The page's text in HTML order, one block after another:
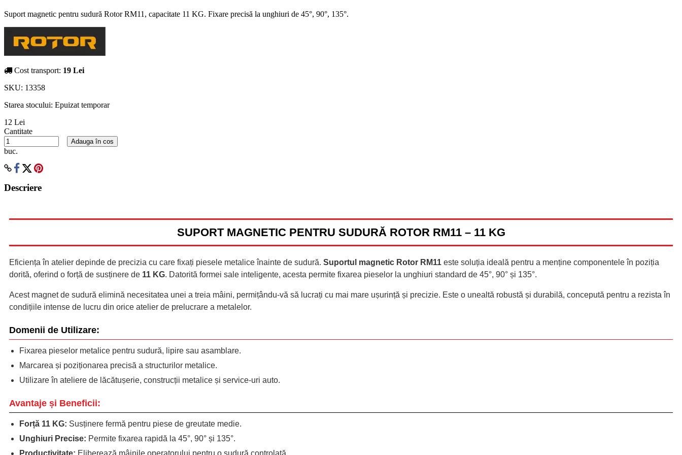
Suport magnetic pentru sudură Rotor RM11, capacitate 11 KG. Fixare precisă la unghiuri de 45°, 90°, 135°.
Cost transport: 19 Lei
SKU: 13358
Starea stocului: Epuizat temporar
12 Lei
Cantitate
buc.
Adauga în cos
Descriere
SUPORT MAGNETIC PENTRU SUDURĂ ROTOR RM11 – 11 KG
Eficiența în atelier depinde de precizia cu care fixați piesele metalice înainte de sudură. Suportul magnetic Rotor RM11 este soluția ideală pentru a menține componentele în poziția
dorită, oferind o forță de susținere de 11 KG. Datorită formei sale inteligente, acesta permite fixarea pieselor la unghiuri standard de 45°, 90° și 135°.
Acest magnet de sudură elimină necesitatea unei a treia mâini, permițându-vă să lucrați cu mai mare ușurință și precizie. Este o unealtă robustă și durabilă, concepută pentru a rezista în
condițiile intense de lucru din orice atelier de prelucrare a metalelor.
Domenii de Utilizare:
Fixarea pieselor metalice pentru sudură, lipire sau asamblare.
Marcarea și poziționarea precisă a structurilor metalice.
Utilizare în ateliere de lăcătușerie, construcții metalice și service-uri auto.
Avantaje și Beneficii:
Forță 11 KG: Susținere fermă pentru piese de greutate medie.
Unghiuri Precise: Permite fixarea rapidă la 45°, 90° și 135°.
Productivitate: Eliberează mâinile operatorului pentru o sudură controlată.